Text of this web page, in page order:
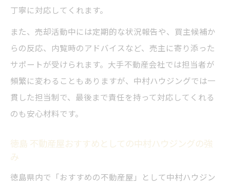
丁寧に対応してくれます。
また、売却活動中には定期的な状況報告や、買主候補か
らの反応、内覧時のアドバイスなど、売主に寄り添った
サポートが受けられます。大手不動産会社では担当者が
頻繁に変わることもありますが、中村ハウジングでは一
貫した担当制で、最後まで責任を持って対応してくれる
のも安心材料です。
徳島 不動産屋おすすめとしての中村ハウジングの強
み
徳島県内で「おすすめの不動産屋」として中村ハウジン